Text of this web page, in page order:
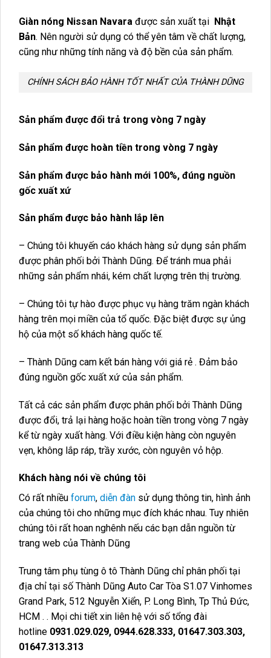
Giàn nóng Nissan Navara được sản xuất tại Nhật
Bản. Nên người sử dụng có thể yên tâm về chất lượng,
cũng như những tính năng và độ bền của sản phẩm.
CHÍNH SÁCH BẢO HÀNH TỐT NHẤT CỦA THÀNH DŨNG
Sản phẩm được đổi trả trong vòng 7 ngày
Sản phẩm được hoàn tiền trong vòng 7 ngày
Sản phẩm được bảo hành mới 100%, đúng nguồn
gốc xuất xứ
Sản phẩm được bảo hành lắp lên
– Chúng tôi khuyến cáo khách hàng sử dụng sản phẩm
được phân phối bởi Thành Dũng. Để tránh mua phải
những sản phẩm nhái, kém chất lượng trên thị trường.
– Chúng tôi tự hào được phục vụ hàng trăm ngàn khách
hàng trên mọi miền của tổ quốc. Đặc biệt được sự ủng
hộ của một số khách hàng quốc tế.
– Thành Dũng cam kết bán hàng với giá rẻ . Đảm bảo
đúng nguồn gốc xuất xứ của sản phẩm.
Tất cả các sản phẩm được phân phối bởi Thành Dũng
được đổi, trả lại hàng hoặc hoàn tiền trong vòng 7 ngày
kể từ ngày xuất hàng. Với điều kiện hàng còn nguyên
vẹn, không lắp ráp, trầy xước, còn nguyên vỏ hộp.
Khách hàng nói về chúng tôi
Có rất nhiều forum, diễn đàn sử dụng thông tin, hình ảnh
của chúng tôi cho những mục đích khác nhau. Tuy nhiên
chúng tôi rất hoan nghênh nếu các bạn dẫn nguồn từ
trang web của Thành Dũng
Trung tâm phụ tùng ô tô Thành Dũng chỉ phân phối tại
địa chỉ tại số Thành Dũng Auto Car Tòa S1.07 Vinhomes
Grand Park, 512 Nguyễn Xiển, P. Long Bình, Tp Thủ Đức,
HCM . . Mọi chi tiết xin liên hệ với số tổng đài
hotline 0931.029.029, 0944.628.333, 01647.303.303,
01647.313.313